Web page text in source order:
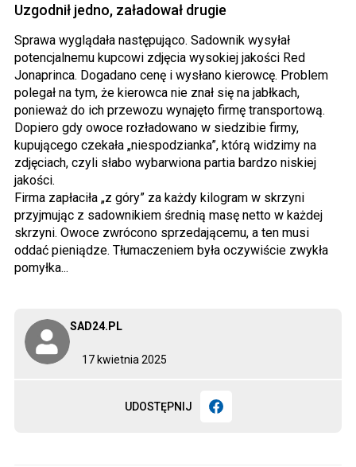
17 kwietnia 2025
SAD24.PL
UDOSTĘPNIJ
Uzgodnił jedno, załadował drugie
Sprawa wyglądała następująco. Sadownik wysyłał
potencjalnemu kupcowi zdjęcia wysokiej jakości Red
Jonaprinca. Dogadano cenę i wysłano kierowcę. Problem
polegał na tym, że kierowca nie znał się na jabłkach,
ponieważ do ich przewozu wynajęto firmę transportową.
Dopiero gdy owoce rozładowano w siedzibie firmy,
kupującego czekała „niespodzianka”, którą widzimy na
zdjęciach, czyli słabo wybarwiona partia bardzo niskiej
jakości.
Firma zapłaciła „z góry” za każdy kilogram w skrzyni
przyjmując z sadownikiem średnią masę netto w każdej
skrzyni. Owoce zwrócono sprzedającemu, a ten musi
oddać pieniądze. Tłumaczeniem była oczywiście zwykła
pomyłka...